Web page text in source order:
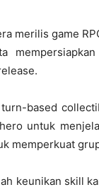
merilis game
based
untuk
memperkuat
keunikan skill